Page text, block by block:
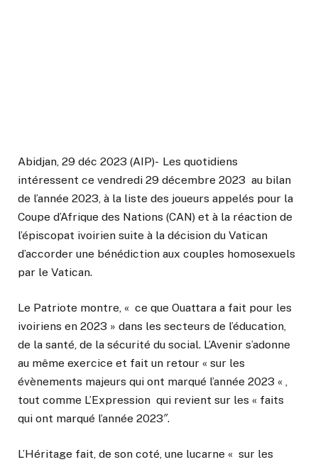
Abidjan, 29 déc 2023 (AIP)- Les quotidiens
intéressent ce vendredi 29 décembre 2023 au bilan
de l’année 2023, à la liste des joueurs appelés pour la
Coupe d’Afrique des Nations (CAN) et à la réaction de
l’épiscopat ivoirien suite à la décision du Vatican
d’accorder une bénédiction aux couples homosexuels
par le Vatican.
Le Patriote montre, « ce que Ouattara a fait pour les
ivoiriens en 2023 » dans les secteurs de l’éducation,
de la santé, de la sécurité du social. L’Avenir s’adonne
au même exercice et fait un retour « sur les
évènements majeurs qui ont marqué l’année 2023 « ,
tout comme L’Expression qui revient sur les « faits
qui ont marqué l’année 2023″.
L’Héritage fait, de son coté, une lucarne « sur les